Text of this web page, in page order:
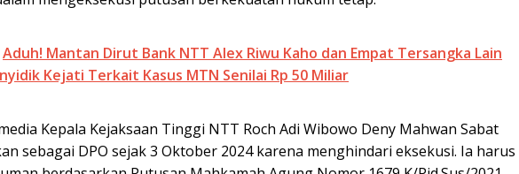
Aduh! Mantan Dirut Bank NTT Alex Riwu Kaho dan Empat Tersangka Lain
Kejati Terkait Kasus MTN Senilai Rp 50 Miliar
Kepala Kejaksaan Tinggi NTT Roch Adi Wibowo Deny Mahwan Sabat
sebagai DPO sejak 3 Oktober 2024 karena menghindari eksekusi. Ia harus